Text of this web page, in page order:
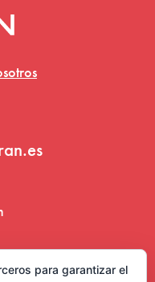
para garantizar el